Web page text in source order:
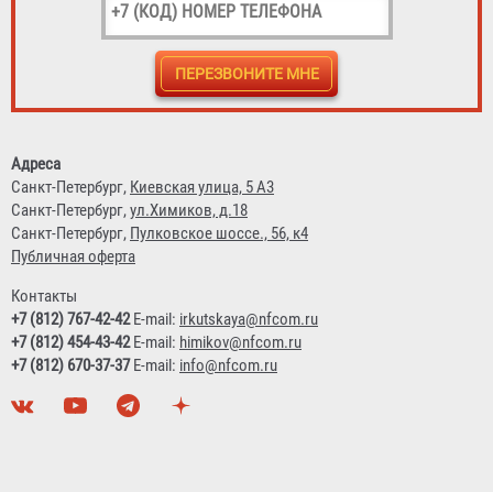
Шкаф для газового баллона 27 л "Балтика"
2 600 ₽
Адреса
Санкт-Петербург, Киевская улица, 5 А3
Санкт-Петербург,ул.Химиков, д.18
Санкт-Петербург, Пулковское шоссе., 56, к4
Публичная оферта
Контакты
+7 (812) 767-42-42E-mail: irkutskaya@nfcom.ru
+7 (812) 454-43-42E-mail: himikov@nfcom.ru
+7 (812) 670-37-37E-mail: info@nfcom.ru